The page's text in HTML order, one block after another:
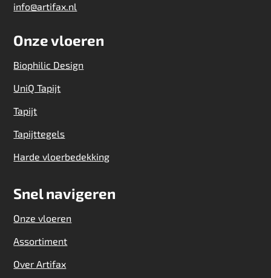
info@artifax.nl
Onze vloeren
Biophilic Design
UniQ Tapijt
Tapijt
Tapijttegels
Harde vloerbedekking
Snel navigeren
Onze vloeren
Assortiment
Over Artifax